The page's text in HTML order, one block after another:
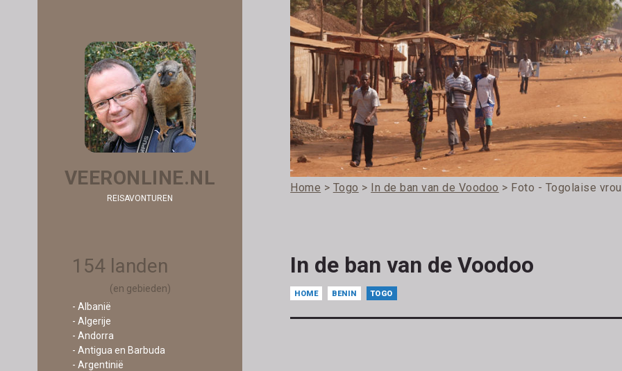
VEERONLINE.NL
REISAVONTUREN
154 landen
(en gebieden)
- Albanië
- Algerije
- Andorra
- Antigua en Barbuda
- Argentinië
Home > Togo > In de ban van de Voodoo > Foto - Togolaise
In de ban van de Voodoo
HOME BENIN TOGO